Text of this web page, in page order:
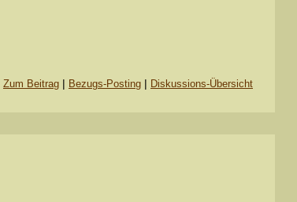
Zum Beitrag | Bezugs-Posting | Diskussions-Übersicht